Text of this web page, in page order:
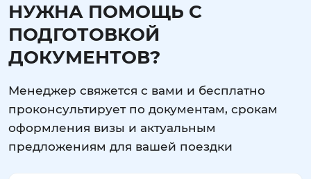
НУЖНА ПОМОЩЬ С
ПОДГОТОВКОЙ
ДОКУМЕНТОВ?
Менеджер свяжется с вами и бесплатно
проконсультирует по документам, срокам
оформления визы и актуальным
предложениям для вашей поездки